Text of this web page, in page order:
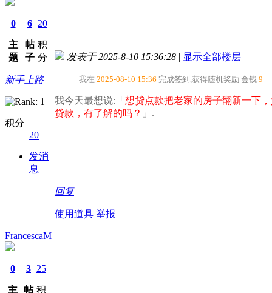
0
主
题
6
帖
子
20
积
分
新手上路
积分
20
发消
息
发表于 2025-8-10 15:36:28 | 显示全部楼层
我在 2025-08-10 15:36 完成签到,获得随机奖励 金钱 9
我今天最想说:「 想贷点款把老家的房子翻新一下
贷款，有了解的吗？​ 」.
回复
使用道具 举报
FrancescaM
0
主
3
帖
25
积